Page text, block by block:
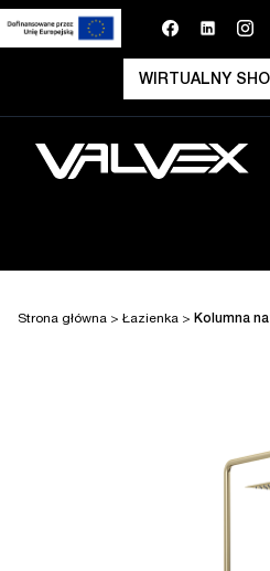
WIRTUALNY
Strona główna > Łazienka > Kolumna